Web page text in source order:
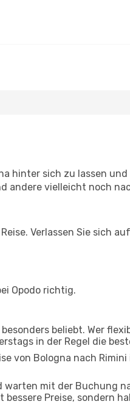
hinter sich zu lassen
andere vielleicht noch
Verlassen Sie sich
Opodo richtig.
beliebt. Wer
in der Regel die
von Bologna nach Rimini
warten mit der Buchung
Preise, sondern